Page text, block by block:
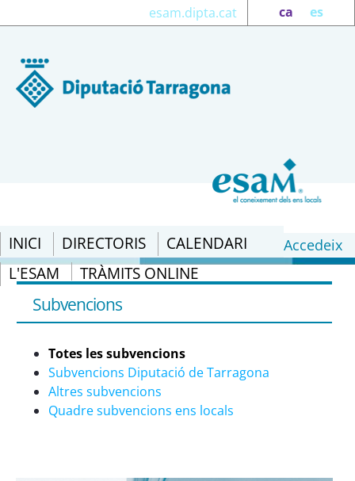
ca es
esam.dipta.cat
INICI DIRECTORIS
CALENDARI
L'ESAM
TRÀMITS ONLINE
Accedeix
Totes les subvencions - eSAM
Subvencions
Totes les subvencions
Subvencions Diputació de Tarragona
Altres subvencions
Quadre subvencions ens locals